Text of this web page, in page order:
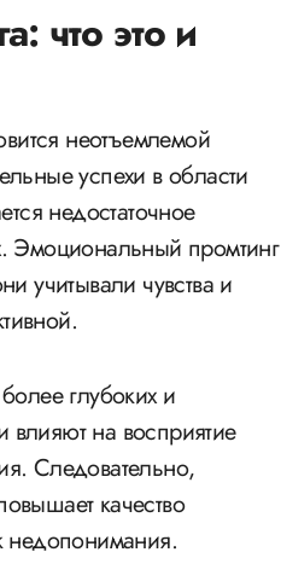
что это и
успехи в области
недостаточное
Эмоциональный промтинг
учитывали чувства и
глубоких и
на восприятие
Следовательно,
качество
недопонимания.